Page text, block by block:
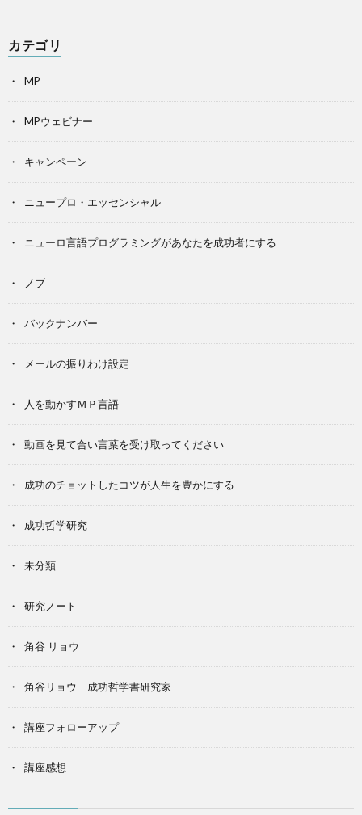
カテゴリ
MP
MPウェビナー
キャンペーン
ニュープロ・エッセンシャル
ニューロ言語プログラミングがあなたを成功者にする
ノブ
バックナンバー
メールの振りわけ設定
人を動かすＭＰ言語
動画を見て合い言葉を受け取ってください
成功のチョットしたコツが人生を豊かにする
成功哲学研究
未分類
研究ノート
角谷 リョウ
角谷リョウ 成功哲学書研究家
講座フォローアップ
講座感想